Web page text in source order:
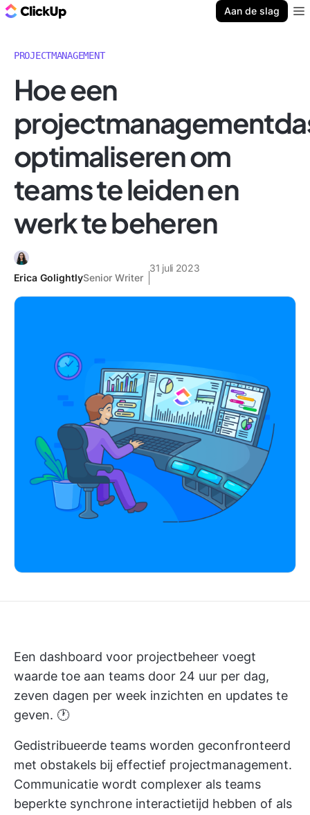
Aan de slag
PROJECTMANAGEMENT
Hoe een
optimaliseren om
teams te leiden en
werk te beheren
Erica GolightlySenior Writer
31 juli 2023
Een dashboard voor projectbeheer voegt
waarde toe aan teams door 24 uur per dag,
zeven dagen per week inzichten en updates te
geven. 🕐
Gedistribueerde teams worden geconfronteerd
met obstakels bij effectief projectmanagement.
Communicatie wordt complexer als teams
beperkte synchrone interactietijd hebben of als